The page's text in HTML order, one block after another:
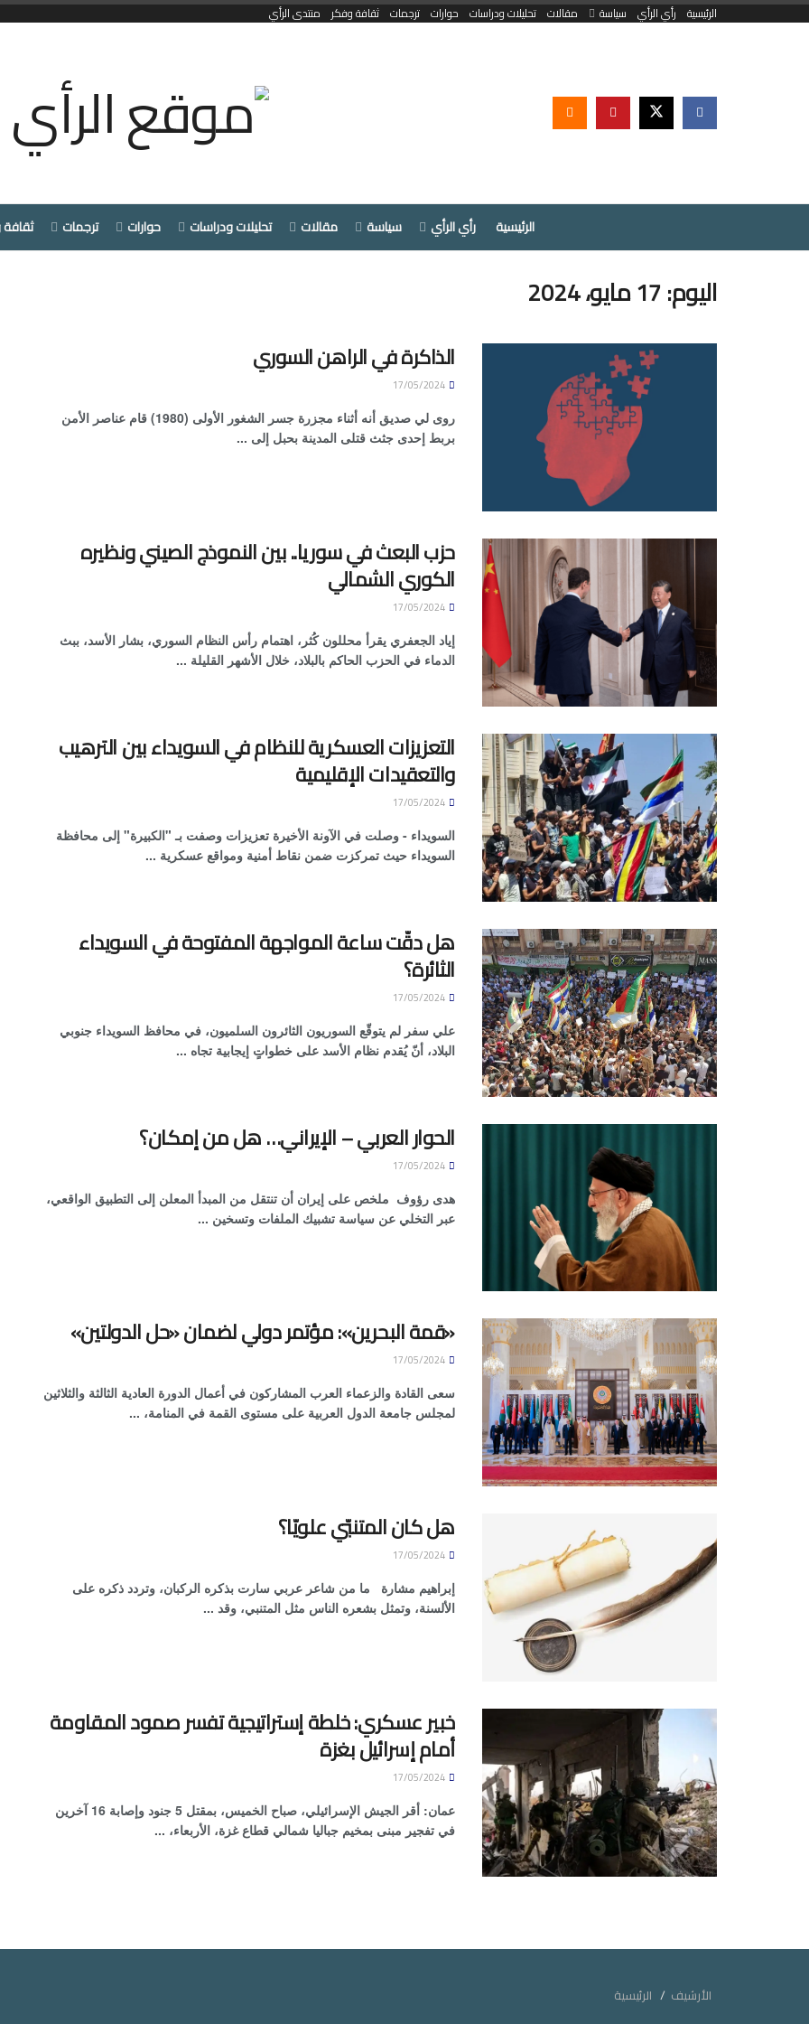
الرئيسية رأي الرأي سياسة مقالات تحليلات ودراسات حوارات ترجمات ثقافة وفكر منتدى الرأي
الرئيسية رأي الرأي سياسة مقالات تحليلات ودراسات حوارات ترجمات
اليوم:17 مايو، 2024
الذاكرة في الراهن السوري
روى لي صديق أنه أثناء مجزرة جسر الشغور الأولى (1980) قام عناصر الأمن
بربط إحدى جثث قتلى المدينة بحبل إلى ...
حزب البعث في سوريا.. بين النموذج الصيني ونظيره
الكوري الشمالي
إياد الجعفري يقرأ محللون كُثر، اهتمام رأس النظام السوري، بشار الأسد، ببث
الدماء في الحزب الحاكم بالبلاد، خلال الأشهر القليلة ...
التعزيزات العسكرية للنظام في السويداء بين الترهيب
والتعقيدات الإقليمية
السويداء - وصلت في الآونة الأخيرة تعزيزات وصفت بـ "الكبيرة" إلى محافظة
السويداء حيث تمركزت ضمن نقاط أمنية ومواقع عسكرية ...
هل دقّت ساعة المواجهة المفتوحة في السويداء
الثائرة؟
علي سفر لم يتوقّع السوريون الثائرون السلميون، في محافظ السويداء جنوبي
البلاد، أنّ يُقدم نظام الأسد على خطواتٍ إيجابية تجاه ...
الحوار العربي – الإيراني… هل من إمكان؟
هدى رؤوف ملخص على إيران أن تنتقل من المبدأ المعلن إلى التطبيق الواقعي،
عبر التخلي عن سياسة تشبيك الملفات وتسخين ...
«قمة البحرين»: مؤتمر دولي لضمان «حل الدولتين»
سعى القادة والزعماء العرب المشاركون في أعمال الدورة العادية الثالثة والثلاثين
لمجلس جامعة الدول العربية على مستوى القمة في المنامة، ...
هل كان المتنبّي علويّا؟
إبراهيم مشارة ما من شاعر عربي سارت بذكره الركبان، وتردد ذكره على
الألسنة، وتمثل بشعره الناس مثل المتنبي، وقد ...
خبير عسكري: خلطة إستراتيجية تفسر صمود المقاومة
أمام إسرائيل بغزة
عمان: أقر الجيش الإسرائيلي، صباح الخميس، بمقتل 5 جنود وإصابة 16 آخرين
في تفجير مبنى بمخيم جباليا شمالي قطاع غزة، الأربعاء، ...
الأرشيف الرئيسية